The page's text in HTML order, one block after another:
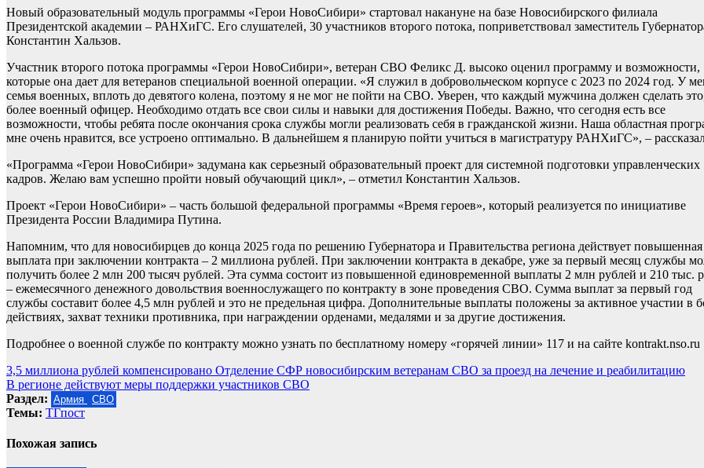
Новый образовательный модуль программы «Герои НовоСибири» стартовал накануне на базе Новосибирского филиала
Президентской академии – РАНХиГС. Его слушателей, 30 участников второго потока, поприветствовал заместитель
Константин Хальзов.
Участник второго потока программы «Герои НовоСибири», ветеран СВО Феликс Д. высоко оценил программу и возможности,
которые она дает для ветеранов специальной военной операции. «Я служил в добровольческом корпусе с 2023 по 2024 год. У
семья военных, вплоть до девятого колена, поэтому я не мог не пойти на СВО. Уверен, что каждый мужчина должен сделать
более военный офицер. Необходимо отдать все свои силы и навыки для достижения Победы. Важно, что сегодня есть все
возможности, чтобы ребята после окончания срока службы могли реализовать себя в гражданской жизни. Наша областная
мне очень нравится, все устроено оптимально. В дальнейшем я планирую пойти учиться в магистратуру РАНХиГС», –
«Программа «Герои НовоСибири» задумана как серьезный образовательный проект для системной подготовки управленческих
кадров. Желаю вам успешно пройти новый обучающий цикл», – отметил Константин Хальзов.
Проект «Герои НовоСибири» – часть большой федеральной программы «Время героев», который реализуется по инициативе
Президента России Владимира Путина.
Напомним, что для новосибирцев до конца 2025 года по решению Губернатора и Правительства региона действует повышенная
выплата при заключении контракта – 2 миллиона рублей. При заключении контракта в декабре, уже за первый месяц службы
получить более 2 млн 200 тысяч рублей. Эта сумма состоит из повышенной единовременной выплаты 2 млн рублей и 210 тыс.
– ежемесячного денежного довольствия военнослужащего по контракту в зоне проведения СВО. Сумма выплат за первый год
службы составит более 4,5 млн рублей и это не предельная цифра. Дополнительные выплаты положены за активное участии в
действиях, захват техники противника, при награждении орденами, медалями и за другие достижения.
Подробнее о военной службе по контракту можно узнать по бесплатному номеру «горячей линии» 117 и на сайте kontrakt.nso.ru
Навигация
по
записям
3,5 миллиона рублей компенсировано Отделение СФР новосибирским ветеранам СВО за проезд на лечение и реабилитацию
В регионе действуют меры поддержки участников СВО
Раздел: Армия СВО
Темы: ТГпост
Похожая запись